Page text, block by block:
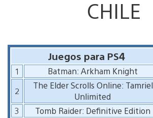
CHILE
Juegos para PS4
1
Batman: Arkham Knight
2
The Elder Scrolls Online: Tamriel
Unlimited
3
Tomb Raider: Definitive Edition